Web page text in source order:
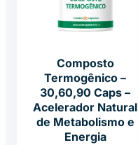
Composto
Termogênico –
30,60,90 Caps –
Acelerador Natural
de Metabolismo e
Energia